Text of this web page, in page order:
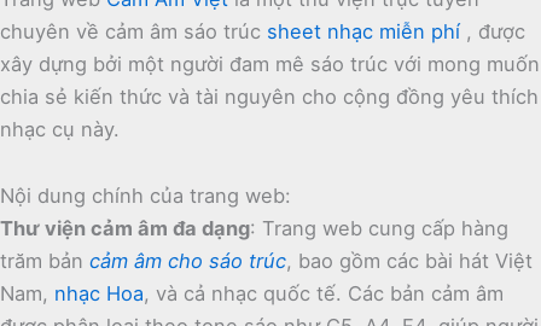
chuyên về cảm âm sáo trúc sheet nhạc miễn phí , được
xây dựng bởi một người đam mê sáo trúc với mong muốn
chia sẻ kiến thức và tài nguyên cho cộng đồng yêu thích
nhạc cụ này.
Nội dung chính của trang web:
Thư viện cảm âm đa dạng: Trang web cung cấp hàng
trăm bản cảm âm cho sáo trúc, bao gồm các bài hát Việt
Nam, nhạc Hoa, và cả nhạc quốc tế. Các bản cảm âm